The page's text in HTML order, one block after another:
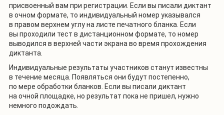
присвоенный вам при регистрации. Если вы писали диктант
в очном формате, то индивидуальный номер указывался
в правом верхнем углу на листе печатного бланка. Если
вы проходили тест в дистанционном формате, то номер
выводился в верхней части экрана во время прохождения
диктанта.
Индивидуальные результаты участников станут известны
в течение месяца. Появляться они будут постепенно,
по мере обработки бланков. Если вы писали диктант
на очной площадке, но результат пока не пришел, нужно
немного подождать.